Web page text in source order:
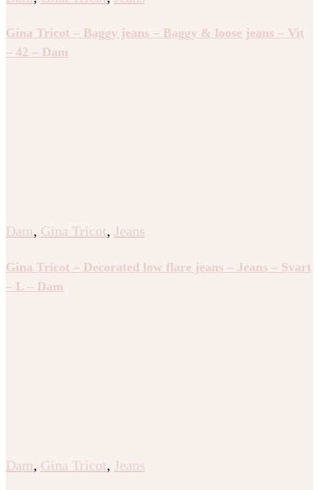
Gina Tricot – Baggy jeans – Baggy & loose jeans – Vit
– 42 – Dam
Dam, Gina Tricot, Jeans
Gina Tricot – Decorated low flare jeans – Jeans – Svart
– L – Dam
Dam, Gina Tricot, Jeans